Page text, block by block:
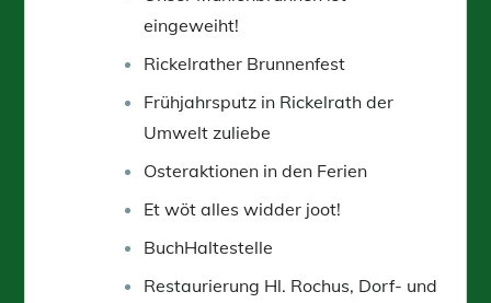
eingeweiht!
Rickelrather Brunnenfest
Frühjahrsputz in Rickelrath der
Umwelt zuliebe
Osteraktionen in den Ferien
Et wöt alles widder joot!
BuchHaltestelle
Restaurierung Hl. Rochus, Dorf- und